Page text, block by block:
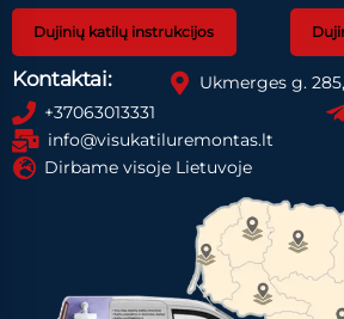
Dujinių katilų instrukcijos
Kontaktai:
Ukmerges g.
+37063013331
info@visukatiluremontas.lt
Dirbame visoje Lietuvoje